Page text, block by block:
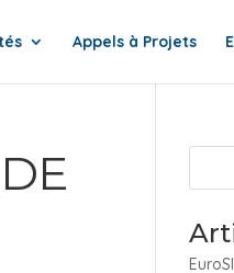
Appels à Projets